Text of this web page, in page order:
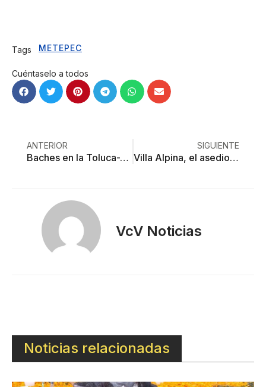
Tags METEPEC
Cuéntaselo a todos
ANTERIOR
Baches en la Toluca-Tenango: más de 10 años hundidos en el olvido del gobierno
SIGUIENTE
Villa Alpina, el asedio contra una reserva protegida
VcV Noticias
Noticias relacionadas